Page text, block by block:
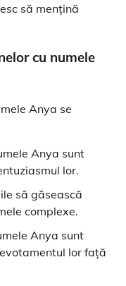
să mențină
cu numele
Anya se
Anya sunt
lor.
să găsească
complexe.
Anya sunt
lor față